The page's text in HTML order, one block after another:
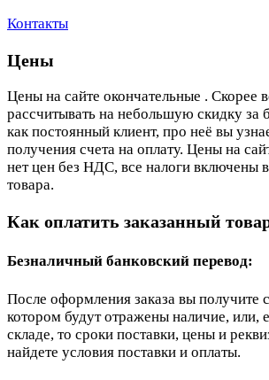
Контакты
Цены
Цены на сайте окончательные . Скорее
рассчитывать на небольшую скидку за
как постоянный клиент, про неё вы
получения счета на оплату. Цены на
нет цен без НДС, все налоги включены
товара.
Как оплатить заказанный
Безналичный банковский перевод:
После оформления заказа вы получите
котором будут отражены наличие, или,
складе, то сроки поставки, цены и
найдете условия поставки и оплаты.